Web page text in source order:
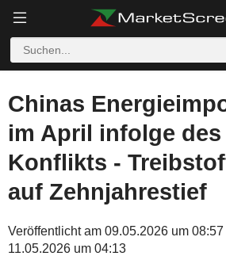
Chinas
im April infolge des
Konflikts -
auf Zehnjahrestief
Veröffentlicht am 09.05.2026 um
11.05.2026 um 04:13